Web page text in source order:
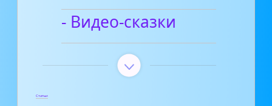
- Видео-сказки
Статьи